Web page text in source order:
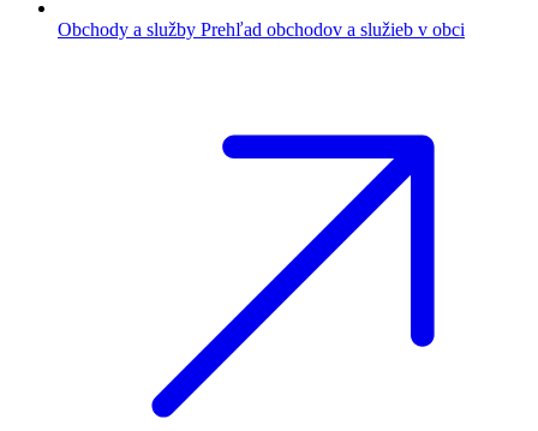
Obchody a služby Prehľad obchodov a služieb v obci